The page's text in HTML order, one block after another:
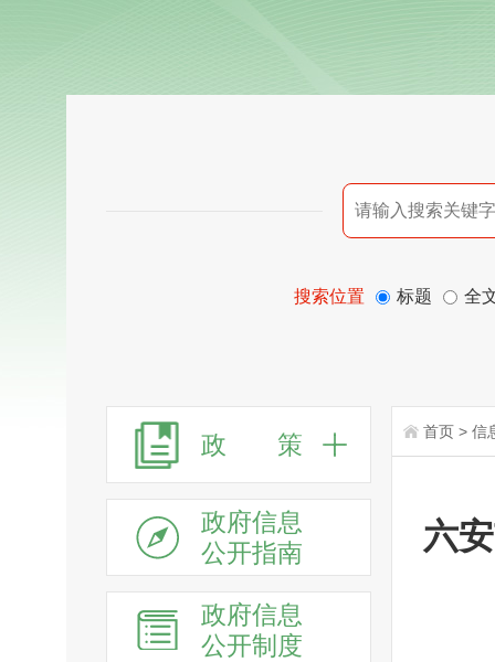
搜索位置 标题 全
政 策
政府信息
公开指南
政府信息
公开制度
首页 > 信
六